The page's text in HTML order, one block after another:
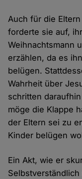
Auch für die
forderte sie auf,
Weihnachtsmann
erzählen, da es
belügen.
Wahrheit über
schritten
möge die Klappe
der Eltern sei zu
Kinder belügen
Ein Akt, wie er
Selbstverständlich